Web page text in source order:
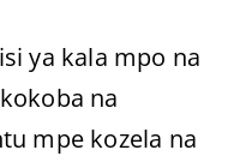
ya kala mpo na
na
mpe kozela na